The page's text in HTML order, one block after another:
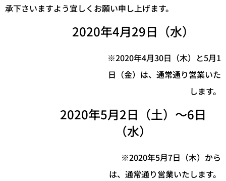
承下さいますよう宜しくお願い申し上げます。
2020年4月29日（水）
※2020年4月30日（木）と5月1
日（金）は、通常通り営業いた
します。
2020年5月2日（土）～6日
（水）
※2020年5月7日（木）から
は、通常通り営業いたします。